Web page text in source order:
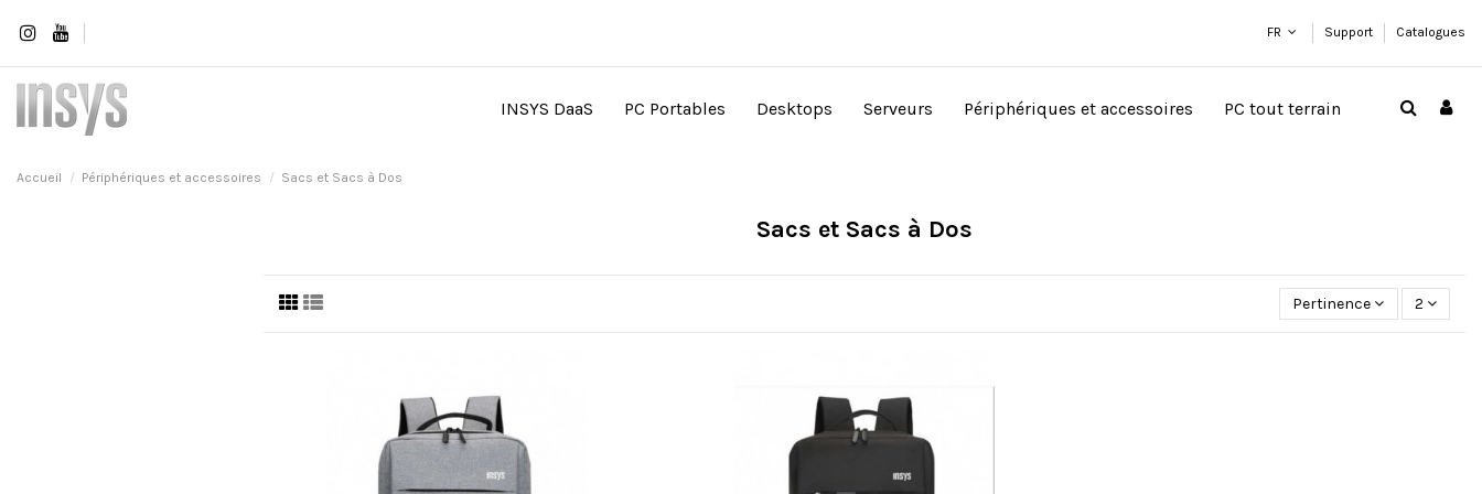
FR Support Catalogues
INSYS DaaS PC Portables Desktops Serveurs Périphériques et accessoires PC tout terrain
Accueil Périphériques et accessoires Sacs et Sacs à Dos
Sacs et Sacs à Dos
Pertinence 2